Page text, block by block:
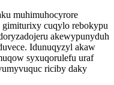
muhimuhocyrore
cuqylo rebokypu
akewypunyduh
Idunuqyzyl akaw
syxuqorulefu uraf
riciby daky